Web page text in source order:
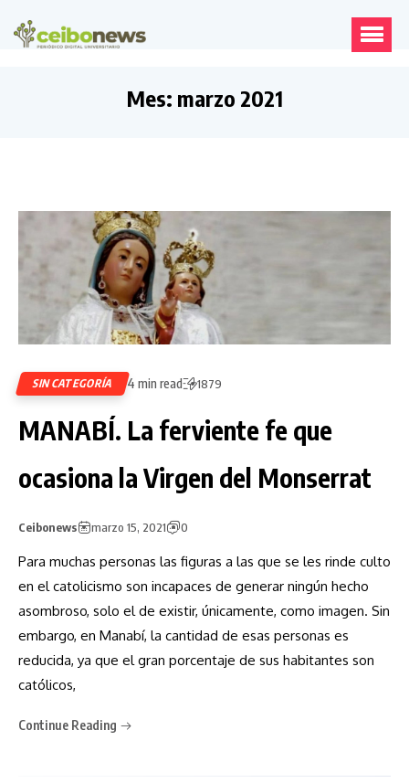
Mes: marzo 2021
SIN CATEGORÍA 4 min read 1879
MANABÍ. La ferviente fe que
ocasiona la Virgen del Monserrat
Ceibonews marzo 15, 2021 0
Para muchas personas las figuras a las que se les rinde culto
en el catolicismo son incapaces de generar ningún hecho
asombroso, solo el de existir, únicamente, como imagen. Sin
embargo, en Manabí, la cantidad de esas personas es
reducida, ya que el gran porcentaje de sus habitantes son
católicos,
Continue Reading